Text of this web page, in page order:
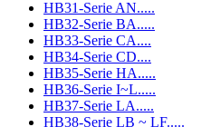
HB31-Serie AN.....
HB32-Serie BA.....
HB33-Serie CA....
HB34-Serie CD....
HB35-Serie HA.....
HB36-Serie I~L.....
HB37-Serie LA.....
HB38-Serie LB ~ LF.....